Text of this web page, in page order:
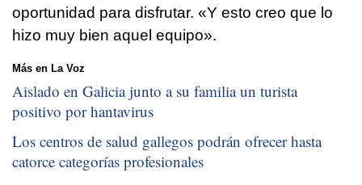
oportunidad para disfrutar. «Y esto creo que lo
hizo muy bien aquel equipo».
Más en La Voz
Aislado en Galicia junto a su familia un turista
positivo por hantavirus
Los centros de salud gallegos podrán ofrecer hasta
catorce categorías profesionales